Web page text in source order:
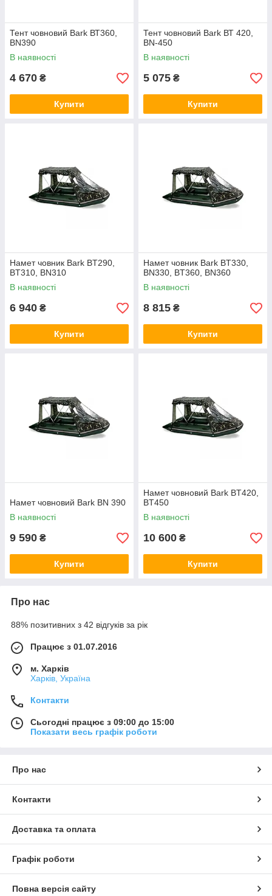
Тент човновий Bark ВТ360,
BN390
В наявності
4 670 ₴
Купити
Тент човновий Bark ВТ 420,
BN-450
В наявності
5 075 ₴
Купити
Намет човник Bark BT290,
BT310, BN310
В наявності
6 940 ₴
Купити
Намет човник Bark BT330,
BN330, BT360, BN360
В наявності
8 815 ₴
Купити
Намет човновий Bark BN 390
В наявності
9 590 ₴
Купити
Намет човновий Bark BT420,
BT450
В наявності
10 600 ₴
Купити
Про нас
88% позитивних з 42 відгуків за рік
Працює з 01.07.2016
м. Харків
Харків, Україна
Контакти
Сьогодні працює з 09:00 до 15:00
Показати весь графік роботи
Про нас
Контакти
Доставка та оплата
Графік роботи
Повна версія сайту